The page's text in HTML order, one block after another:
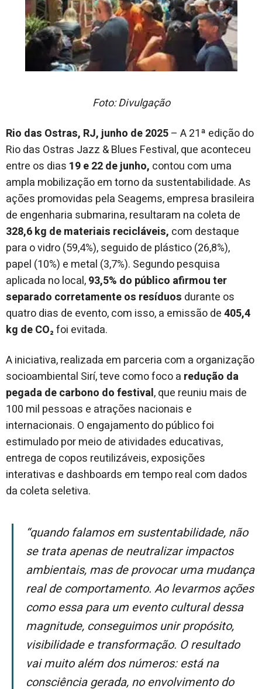
Foto: Divulgação
Rio das Ostras, RJ, junho de 2025– A 21ª edição do
Rio das Ostras Jazz & Blues Festival, que aconteceu
entre os dias 19 e 22 de junho, contou com uma
ampla mobilização em torno da sustentabilidade. As
ações promovidas pela Seagems, empresa brasileira
de engenharia submarina, resultaram na coleta de
328,6 kg de materiais recicláveis, com destaque
para o vidro (59,4%), seguido de plástico (26,8%),
papel (10%) e metal (3,7%). Segundo pesquisa
aplicada no local,93,5% do público afirmou ter
separado corretamente os resíduos durante os
quatro dias de evento, com isso, a emissão de405,4
kg de CO₂foi evitada.
A iniciativa, realizada em parceria com a organização
socioambiental Sirí, teve como foco a redução da
pegada de carbono do festival, que reuniu mais de
100 mil pessoas e atrações nacionais e
internacionais. O engajamento do público foi
estimulado por meio de atividades educativas,
entrega de copos reutilizáveis, exposições
interativas e dashboards em tempo real com dados
da coleta seletiva.
“Quando falamos em sustentabilidade, não
se trata apenas de neutralizar impactos
ambientais, mas de provocar uma mudança
real de comportamento. Ao levarmos ações
como essa para um evento cultural dessa
magnitude, conseguimos unir propósito,
visibilidade e transformação. O resultado
vai muito além dos números: está na
consciência gerada, no envolvimento do